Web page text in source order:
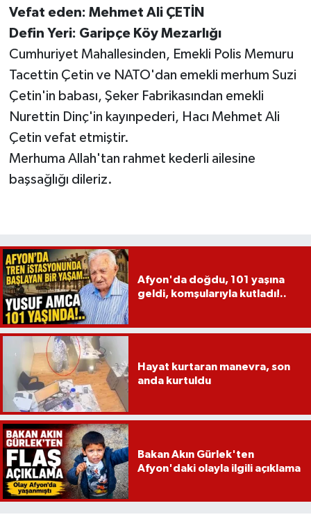
Vefat eden: Mehmet Ali ÇETİN
Defin Yeri: Garipçe Köy Mezarlığı
Cumhuriyet Mahallesinden, Emekli Polis Memuru
Tacettin Çetin ve NATO'dan emekli merhum Suzi
Çetin'in babası, Şeker Fabrikasından emekli
Nurettin Dinç'in kayınpederi, Hacı Mehmet Ali
Çetin vefat etmiştir.
Merhuma Allah'tan rahmet kederli ailesine
başsağlığı dileriz.
Afyon'da doğdu, 101 yaşına
geldi, komşularıyla kutladı!..
Hayat kurtaran manevra, son
anda kurtuldu
Bakan Akın Gürlek'ten
Afyon'daki olayla ilgili açıklama